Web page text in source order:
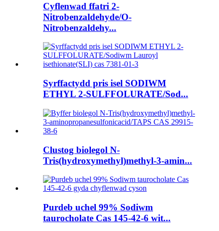
Cyflenwad ffatri 2-
Nitrobenzaldehyde/O-
Nitrobenzaldehy...
Syrffactydd pris isel SODIWM
ETHYL 2-SULFFOLURATE/Sod...
Clustog biolegol N-
Tris(hydroxymethyl)methyl-3-amin...
Purdeb uchel 99% Sodiwm
taurocholate Cas 145-42-6 wit...